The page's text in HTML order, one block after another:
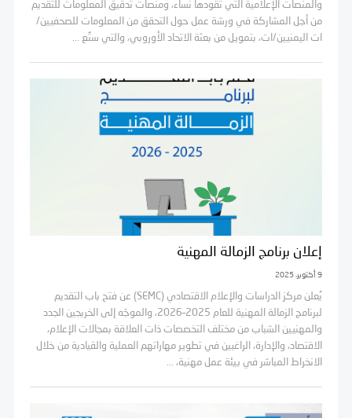
والمنصات الإعلامية التي تقودها نساء، ومنصات تدقيق المعلومات للتقديم
من أجل المشاركة في ورشة عمل حول التحقق من المعلومات للصحفيين/
ات اليمنيين/ات، بتمويل من بعثة الاتحاد الأوروبي، والتي ستُع ...
إعلان برنامج الزمالة المهنية
9 أكتوبر، 2025
يُعلن مركز الدراسات والإعلام الاقتصادي (SEMC) عن فتح باب التقديم
لبرنامج الزمالة المهنية للعام 2025–2026، والموجّه إلى الخريجين الجدد
والمهنيين الشباب من مختلف التخصصات ذات العلاقة بمجالات الإعلام،
الاقتصاد، والإدارة، الراغبين في تطوير مهاراتهم العملية والقيادية من خلال
الانخراط المباشر في بيئة عمل مهنية، ...